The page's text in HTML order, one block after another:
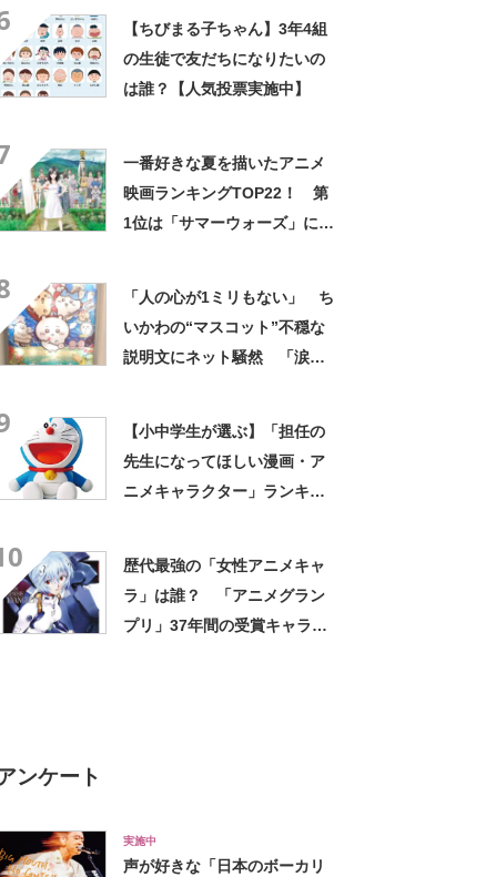
【ちびまる子ちゃん】3年4組
の生徒で友だちになりたいの
は誰？【人気投票実施中】
一番好きな夏を描いたアニメ
映画ランキングTOP22！ 第
1位は「サマーウォーズ」に決
「人の心が1ミリもない」 ち
いかわの“マスコット”不穏な
説明文にネット騒然 「涙し
【小中学生が選ぶ】「担任の
先生になってほしい漫画・ア
ニメキャラクター」ランキン
歴代最強の「女性アニメキャ
ラ」は誰？ 「アニメグラン
プリ」37年間の受賞キャラを
ンケート
実施中
声が好きな「日本のボーカリ